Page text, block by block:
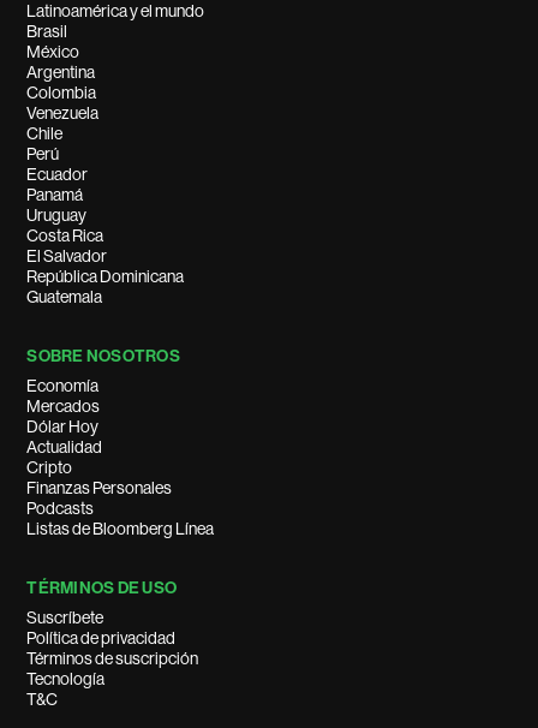
Latinoamérica y el mundo
Brasil
México
Argentina
Colombia
Venezuela
Chile
Perú
Ecuador
Panamá
Uruguay
Costa Rica
El Salvador
República Dominicana
Guatemala
SOBRE NOSOTROS
Economía
Mercados
Dólar Hoy
Actualidad
Cripto
Finanzas Personales
Podcasts
Listas de Bloomberg Línea
TÉRMINOS DE USO
Suscríbete
Política de privacidad
Términos de suscripción
Tecnología
T&C